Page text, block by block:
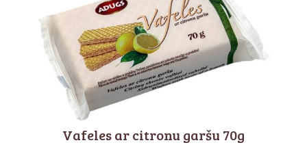
Vafeles ar citronu garšu 70g